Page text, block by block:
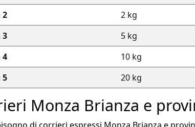
2
2 kg
3
5 kg
4
10 kg
5
20 kg
Monza Brianza e